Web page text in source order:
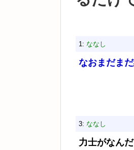
1: ななし
なおまだま
3: ななし
力士がなんだ